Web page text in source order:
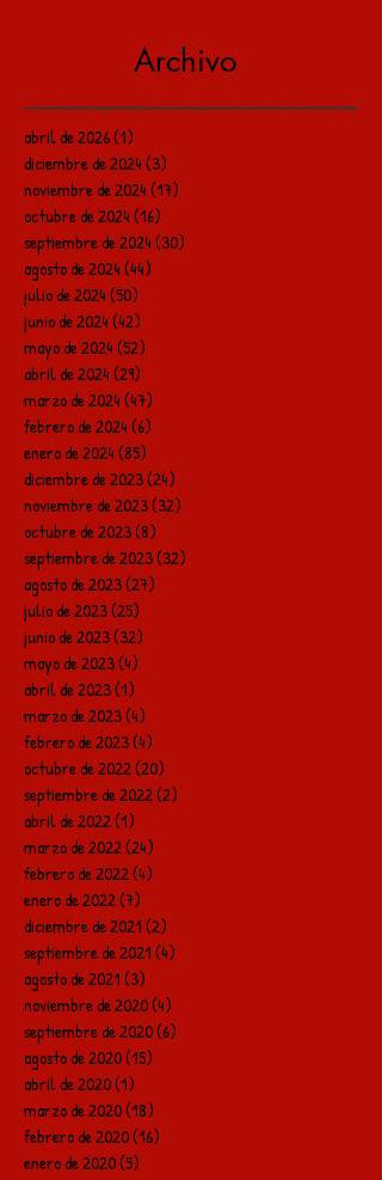
Archivo
abril de 2026(1)
diciembre de 2024(3)
noviembre de 2024(17)
octubre de 2024(16)
septiembre de 2024(30)
agosto de 2024(44)
julio de 2024(50)
junio de 2024(42)
mayo de 2024(52)
abril de 2024(29)
marzo de 2024(47)
febrero de 2024(6)
enero de 2024(85)
diciembre de 2023(24)
noviembre de 2023(32)
octubre de 2023(8)
septiembre de 2023(32)
agosto de 2023(27)
julio de 2023(25)
junio de 2023(32)
mayo de 2023(4)
abril de 2023(1)
marzo de 2023(4)
febrero de 2023(4)
octubre de 2022(20)
septiembre de 2022(2)
abril de 2022(1)
marzo de 2022(24)
febrero de 2022(4)
enero de 2022(7)
diciembre de 2021(2)
septiembre de 2021(4)
agosto de 2021(3)
noviembre de 2020(4)
septiembre de 2020(6)
agosto de 2020(15)
abril de 2020(1)
marzo de 2020(18)
febrero de 2020(16)
enero de 2020(5)